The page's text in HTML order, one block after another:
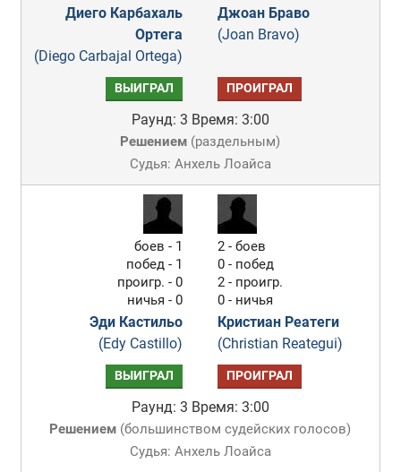
Диего Карбахаль
Ортега
(Diego Carbajal Ortega)
Джоан Браво
(Joan Bravo)
ВЫИГРАЛ ПРОИГРАЛ
Раунд: 3 Время: 3:00
Решением (раздельным)
Судья: Анхель Лоайса
боев - 1
побед - 1
проигр. - 0
ничья - 0
Эди Кастильо
(Edy Castillo)
2 - боев
0 - побед
2 - проигр.
0 - ничья
Кристиан Реатеги
(Christian Reategui)
ВЫИГРАЛ ПРОИГРАЛ
Раунд: 3 Время: 3:00
Решением (большинством судейских голосов)
Судья: Анхель Лоайса